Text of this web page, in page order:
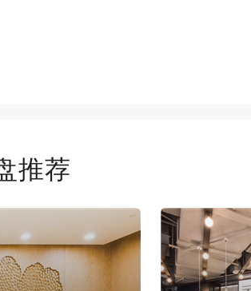
推荐